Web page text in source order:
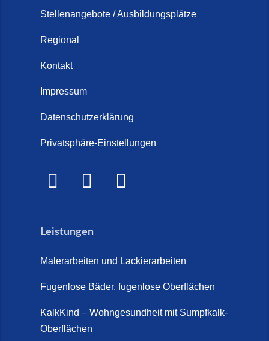
Stellenangebote / Ausbildungsplätze
Regional
Kontakt
Impressum
Datenschutzerklärung
Privatsphäre-Einstellungen
Leistungen
Malerarbeiten und Lackierarbeiten
Fugenlose Bäder, fugenlose Oberflächen
KalkKind – Wohngesundheit mit Sumpfkalk-
Oberflächen